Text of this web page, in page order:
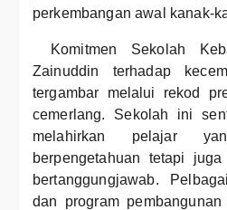
perkembangan awal kanak-
Komitmen Sekolah
Zainuddin terhadap
tergambar melalui rekod
cemerlang. Sekolah ini
melahirkan pelajar
berpengetahuan tetapi
bertanggungjawab.
dan program